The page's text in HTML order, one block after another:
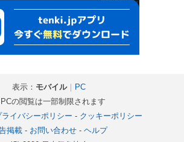
表示： モバイル｜ PC
の閲覧は一部制限されます
ライバシーポリシー - クッキーポリシー
掲載- お問い合わせ- ヘルプ